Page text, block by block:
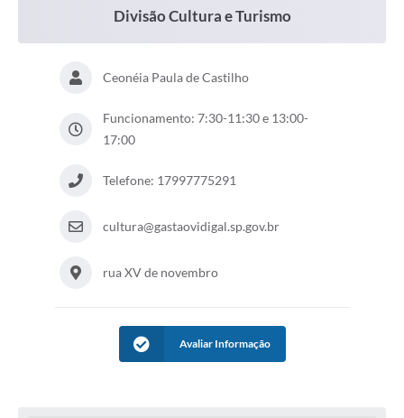
Divisão Cultura e Turismo
Ceonéia Paula de Castilho
Funcionamento: 7:30-11:30 e 13:00-
17:00
Telefone: 17997775291
cultura@gastaovidigal.sp.gov.br
rua XV de novembro
Avaliar Informação